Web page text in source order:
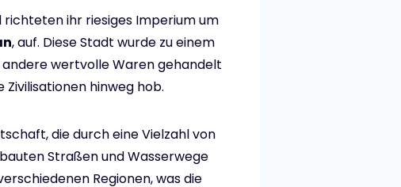
richteten ihr riesiges Imperium um
, auf. Diese Stadt wurde zu einem
andere wertvolle Waren gehandelt
hinweg hob.
die durch eine Vielzahl von
Straßen und Wasserwege
Regionen, was die